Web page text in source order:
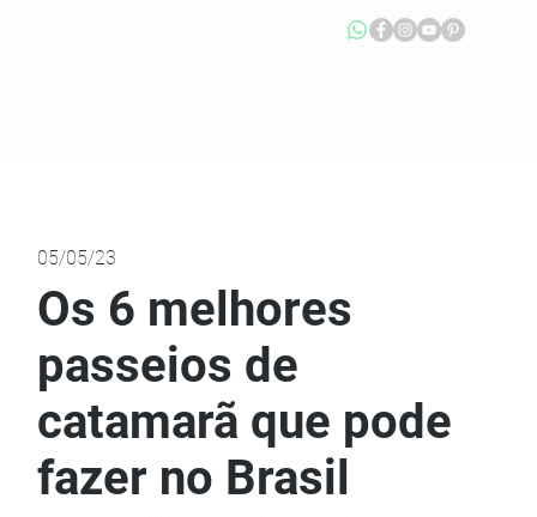
Os 6 melhores
passeios de
catamarã que pode
fazer no Brasil
05/05/23